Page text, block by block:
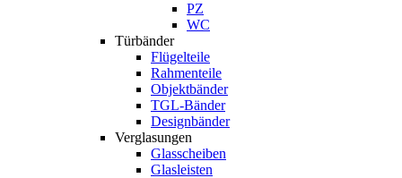
PZ
WC
Türbänder
Flügelteile
Rahmenteile
Objektbänder
TGL-Bänder
Designbänder
Verglasungen
Glasscheiben
Glasleisten